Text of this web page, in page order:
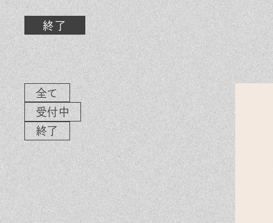
終了
全て
受付中
終了
家づくりの流れ
保証とサポート
ヒノキプロジェクト
よ
お
木
In
st
ag
Fa
ce
bo
LI
N
E